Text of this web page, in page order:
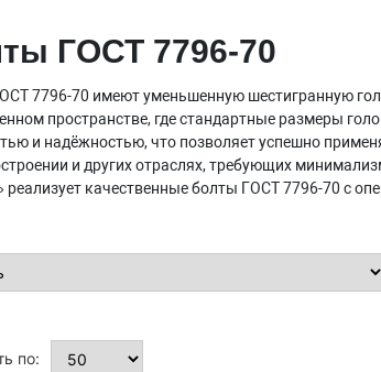
ГОСТ 7796-70
7796-70 имеют уменьшенную шестигранную
пространстве, где стандартные размеры
и надёжностью, что позволяет успешно
и других отраслях, требующих
реализует качественные болты ГОСТ 7796-70 с
по: